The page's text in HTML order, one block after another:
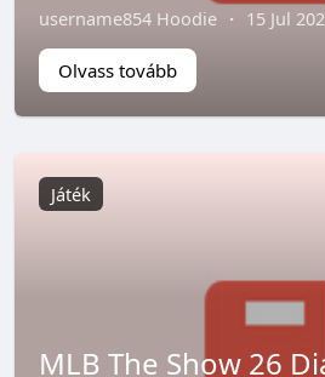
username854 Hoodie · 15 Jul
Olvass tovább
Játék
MLB The Show 26